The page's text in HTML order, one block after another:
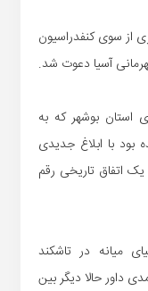
از سوی کنفدراسیون
استان بوشهر که به
با ابلاغ جدیدی
اتفاق تاریخی رقم
منطقه آسیای میانه در تاشکند
داور حالا دیگر بین